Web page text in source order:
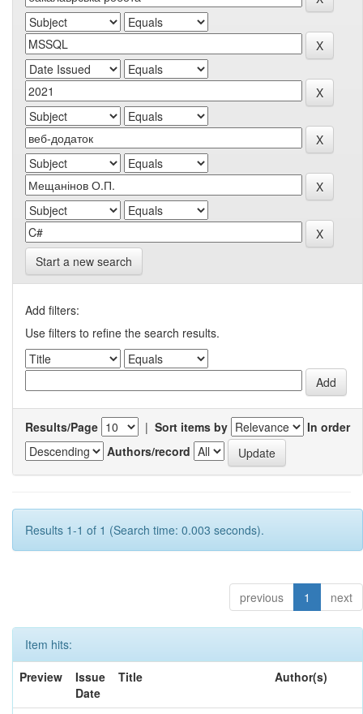
Start a new search
Add filters:
Use filters to refine the search results.
Results/Page | Sort items by
In order
Authors/record
Results 1-1 of 1 (Search time: 0.003 seconds).
previous 1 next
Item hits:
Preview
Issue
Date
Title Author(s)